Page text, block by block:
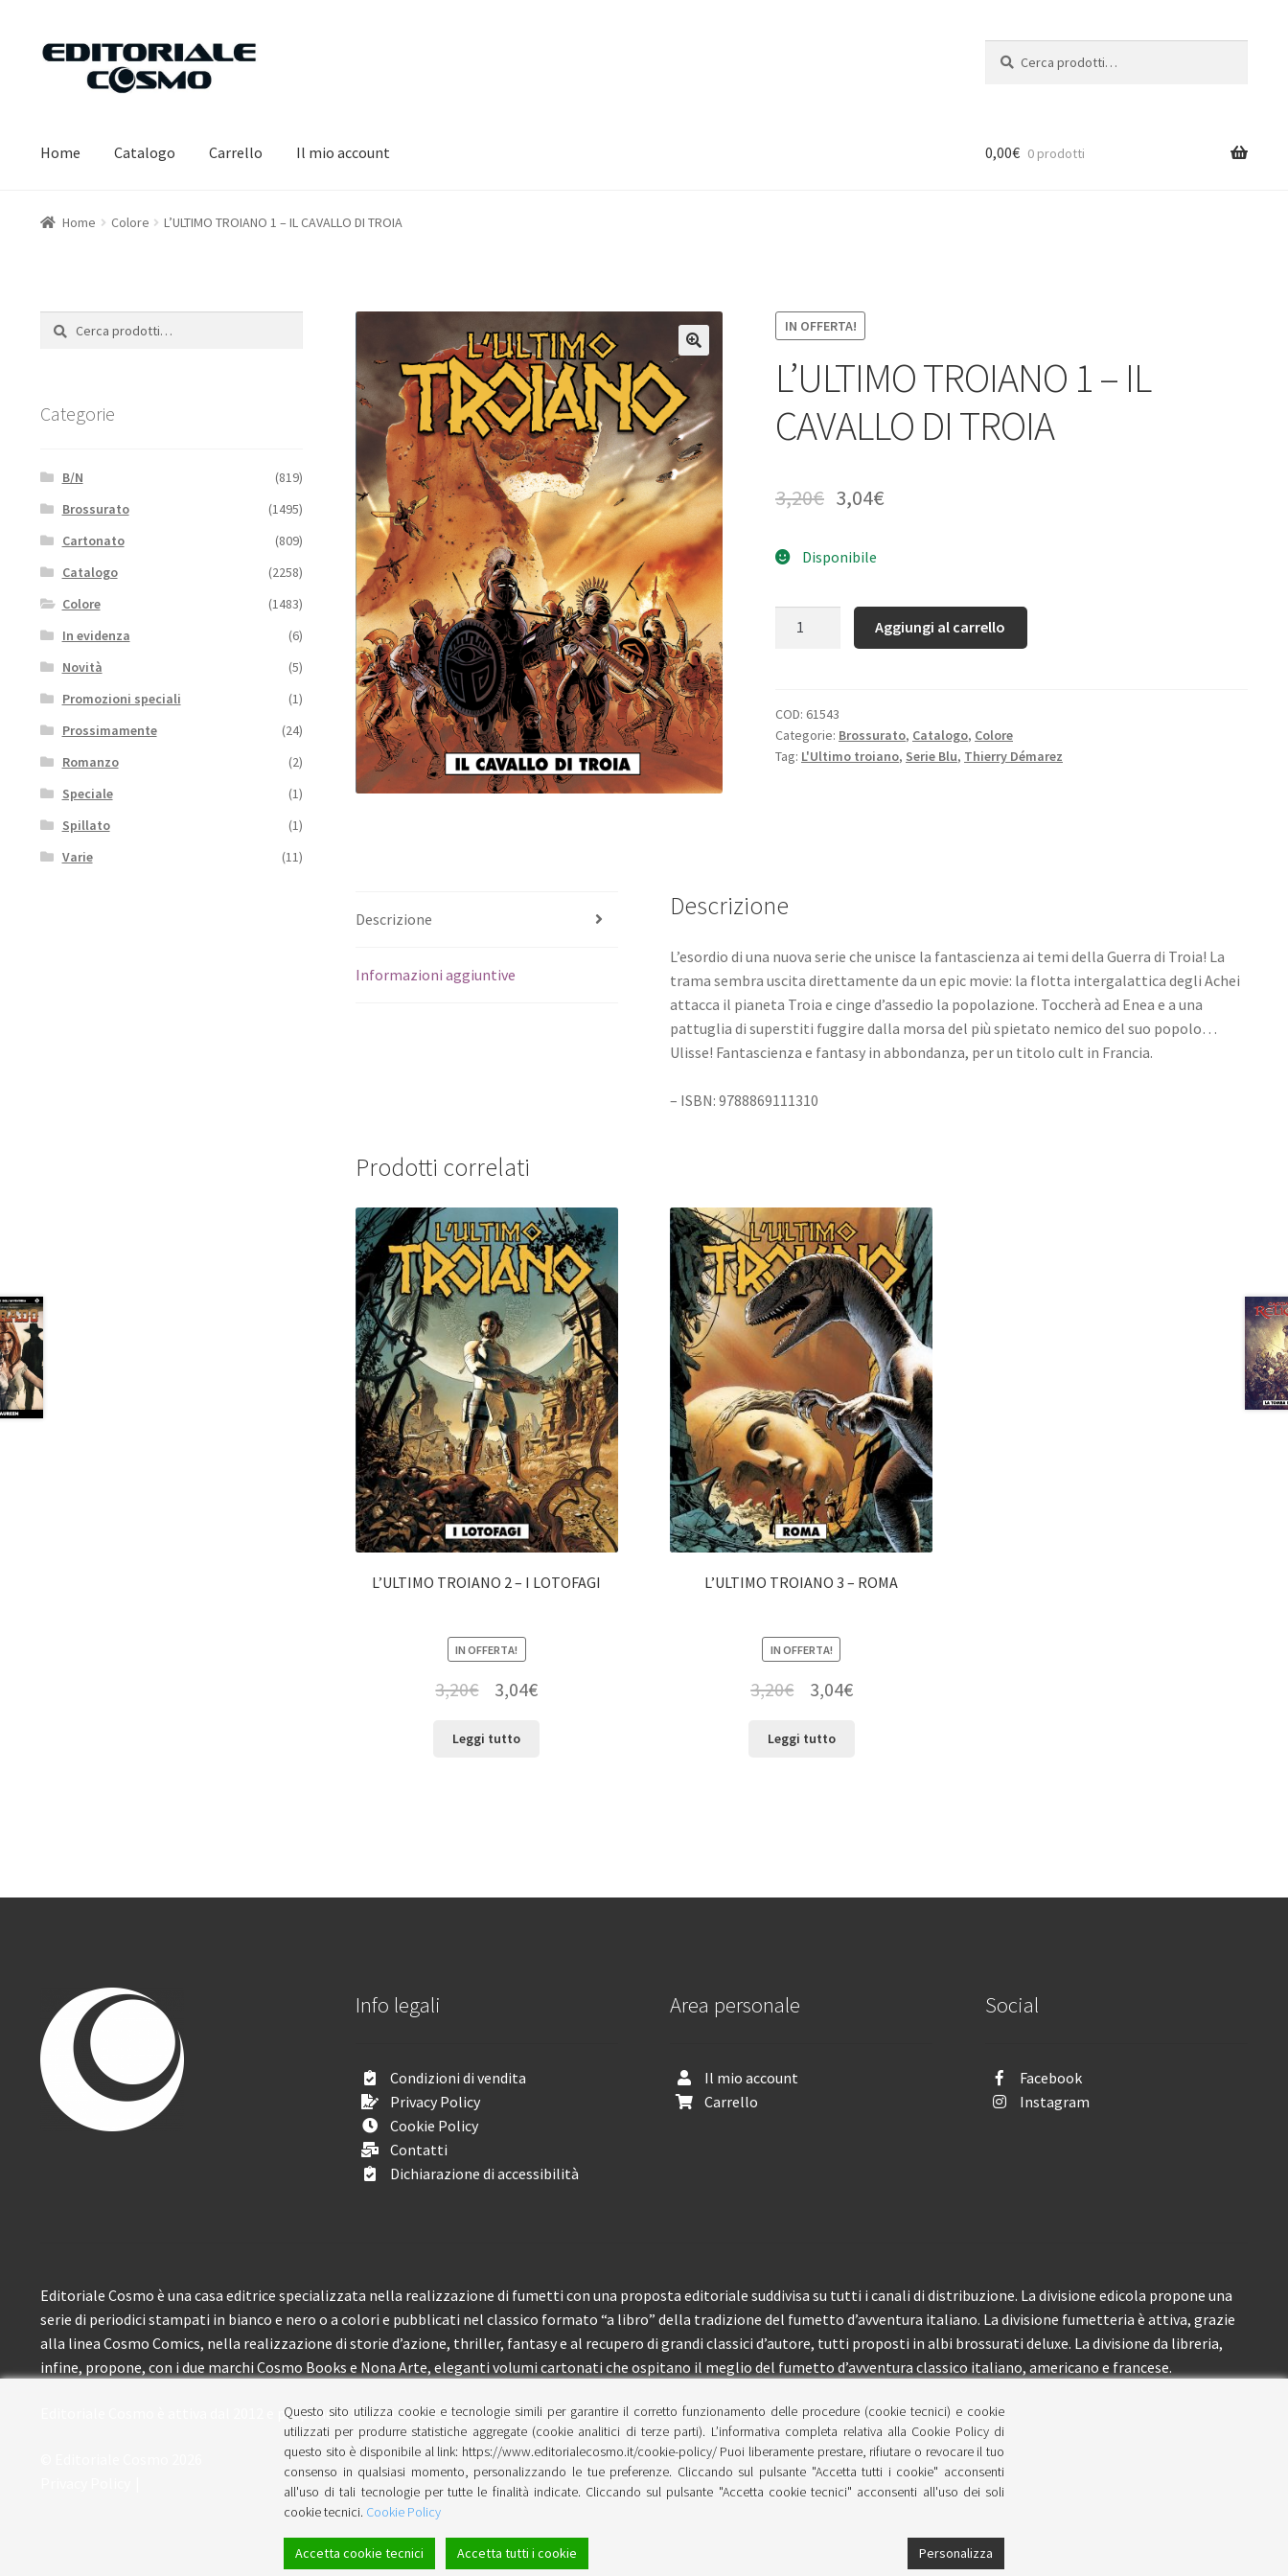
Vai
navigazione
Vai
Home Catalogo Carrello Il mio account 0,00€ 0 prodotti
Home Colore L’ULTIMO TROIANO 1 – IL CAVALLO DI TROIA
IN OFFERTA!
L’ULTIMO TROIANO 1 – IL
CAVALLO DI TROIA
3,20€ 3,04€
Disponibile
Aggiungi al carrello
COD: 61543
Categorie: Brossurato, Catalogo, Colore
Tag: L'Ultimo troiano, Serie Blu, Thierry Démarez
Descrizione
Informazioni aggiuntive
Descrizione
L’esordio di una nuova serie che unisce la fantascienza ai temi della Guerra di Troia! La
trama sembra uscita direttamente da un epic movie: la flotta intergalattica degli Achei
attacca il pianeta Troia e cinge d’assedio la popolazione. Toccherà ad Enea e a una
pattuglia di superstiti fuggire dalla morsa del più spietato nemico del suo popolo…
Ulisse! Fantascienza e fantasy in abbondanza, per un titolo cult in Francia.
– ISBN: 9788869111310
Prodotti correlati
L’ULTIMO TROIANO 2 – I LOTOFAGI
IN OFFERTA!
3,20€ 3,04€
Leggi tutto
L’ULTIMO TROIANO 3 – ROMA
IN OFFERTA!
3,20€ 3,04€
Leggi tutto
Cerca:
Cerca
Categorie
B/N
(819)
Brossurato
(1495)
Cartonato
(809)
Catalogo
(2258)
Colore
(1483)
In evidenza
(6)
Novità
(5)
Promozioni speciali
(1)
Prossimamente
(24)
Romanzo
(2)
Speciale
(1)
Spillato
(1)
Varie
(11)
Info legali
Condizioni di vendita
Privacy Policy
Cookie Policy
Contatti
Dichiarazione di accessibilità
Area personale
Il mio account
Carrello
Social
Facebook
Instagram
Editoriale Cosmo è una casa editrice specializzata nella realizzazione di fumetti con una proposta editoriale suddivisa su tutti i canali di distribuzione. La divisione edicola propone una
serie di periodici stampati in bianco e nero o a colori e pubblicati nel classico formato “a libro” della tradizione del fumetto d’avventura italiano. La divisione fumetteria è attiva, grazie
alla linea Cosmo Comics, nella realizzazione di storie d’azione, thriller, fantasy e al recupero di grandi classici d’autore, tutti proposti in albi brossurati deluxe. La divisione da libreria,
infine, propone, con i due marchi Cosmo Books e Nona Arte, eleganti volumi cartonati che ospitano il meglio del fumetto d’avventura classico italiano, americano e francese.
Editoriale Cosmo è attiva dal 2012 e propone ai lettori circa 150 pubblicazioni l’anno.
Questo sito utilizza cookie e tecnologie simili per garantire il corretto funzionamento delle procedure (cookie tecnici) e cookie
utilizzati per produrre statistiche aggregate (cookie analitici di terze parti). L’informativa completa relativa alla Cookie Policy di
questo sito è disponibile al link: https://www.editorialecosmo.it/cookie-policy/ Puoi liberamente prestare, rifiutare o revocare il tuo
consenso in qualsiasi momento, personalizzando le tue preferenze. Cliccando sul pulsante "Accetta tutti i cookie" acconsenti
all'uso di tali tecnologie per tutte le finalità indicate. Cliccando sul pulsante "Accetta cookie tecnici" acconsenti all'uso dei soli
cookie tecnici. Cookie Policy
Accetta cookie tecnici Accetta tutti i cookie Personalizza